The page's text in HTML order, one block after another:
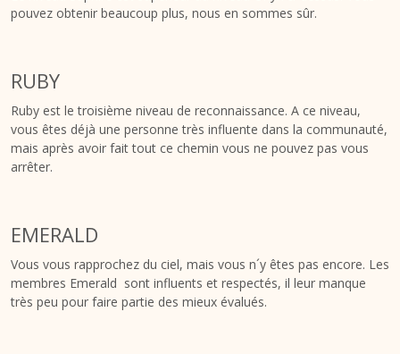
pouvez obtenir beaucoup plus, nous en sommes sûr.
RUBY
Ruby est le troisième niveau de reconnaissance. A ce niveau,
vous êtes déjà une personne très influente dans la communauté,
mais après avoir fait tout ce chemin vous ne pouvez pas vous
arrêter.
EMERALD
Vous vous rapprochez du ciel, mais vous n´y êtes pas encore. Les
membres Emerald sont influents et respectés, il leur manque
très peu pour faire partie des mieux évalués.